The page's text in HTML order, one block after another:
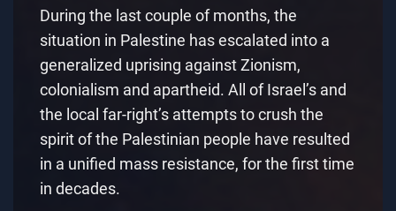
During the last couple of months, the
situation in Palestine has escalated into a
generalized uprising against Zionism,
colonialism and apartheid. All of Israel’s and
the local far-right’s attempts to crush the
spirit of the Palestinian people have resulted
in a unified mass resistance, for the first time
in decades.